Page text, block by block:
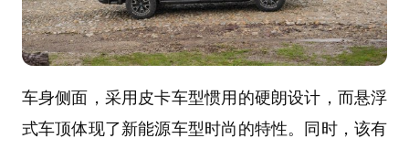
车身侧面，采用皮卡车型惯用的硬朗设计，而悬浮
式车顶体现了新能源车型时尚的特性。同时，该有